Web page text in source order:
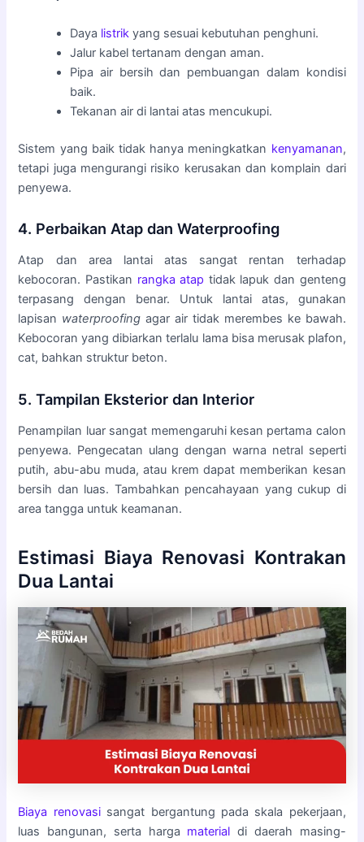
Daya listrik yang sesuai kebutuhan penghuni.
Jalur kabel tertanam dengan aman.
Pipa air bersih dan pembuangan dalam kondisi
baik.
Tekanan air di lantai atas mencukupi.
Sistem yang baik tidak hanya meningkatkan kenyamanan,
tetapi juga mengurangi risiko kerusakan dan komplain dari
penyewa.
4. Perbaikan Atap dan Waterproofing
Atap dan area lantai atas sangat rentan terhadap
kebocoran. Pastikan rangka atap tidak lapuk dan genteng
terpasang dengan benar. Untuk lantai atas, gunakan
lapisan waterproofing agar air tidak merembes ke bawah.
Kebocoran yang dibiarkan terlalu lama bisa merusak plafon,
cat, bahkan struktur beton.
5. Tampilan Eksterior dan Interior
Penampilan luar sangat memengaruhi kesan pertama calon
penyewa. Pengecatan ulang dengan warna netral seperti
putih, abu-abu muda, atau krem dapat memberikan kesan
bersih dan luas. Tambahkan pencahayaan yang cukup di
area tangga untuk keamanan.
Estimasi Biaya Renovasi Kontrakan
Dua Lantai
Biaya renovasisangat bergantung pada skala pekerjaan,
luas bangunan, serta harga material di daerah masing-